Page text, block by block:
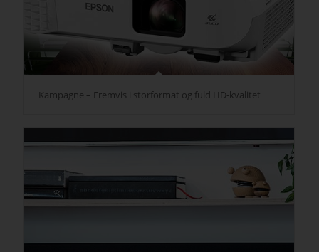
Kampagne – Fremvis i storformat og fuld HD-kvalitet